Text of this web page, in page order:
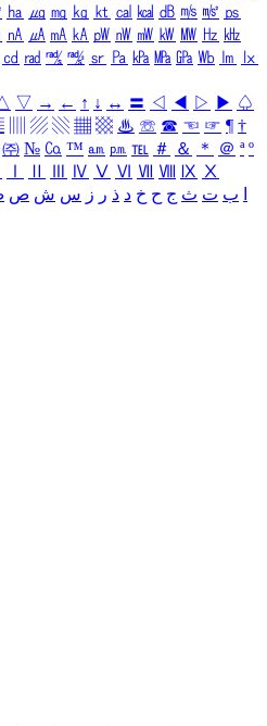
㏊ ㎍ ㎎ ㎏ ㏏ ㎈ ㎉ ㏈ ㎧ ㎨ ㎰
㎁ ㎂ ㎃ ㎄ ㎺ ㎻ ㎽ ㎾ ㎿ ㎐ ㎑
㏅ ㎭ ㎮ ㎯ ㏛ ㎩ ㎪ ㎫ ㎬ ㏝ ㏐
㏓
▽ → ← ↑ ↓ ↔ 〓 ◁ ◀ ▷ ▶ ♤
▨ ▧ ▦ ▩ ♨ ☏ ☎ ☜ ☞ ¶ †
㈜ № ㏇ ™ ㏂ ㏘ ℡ ＃ ＆ ＊ ＠ ª º
Ⅳ Ⅴ Ⅵ Ⅶ Ⅷ Ⅸ Ⅹ
ب ت ث ج ح خ د ذ ر ز س ش ص